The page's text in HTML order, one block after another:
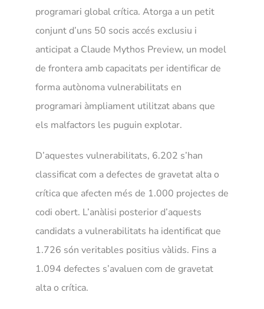
programari global crítica. Atorga a un petit
conjunt d’uns 50 socis accés exclusiu i
anticipat a Claude Mythos Preview, un model
de frontera amb capacitats per identificar de
forma autònoma vulnerabilitats en
programari àmpliament utilitzat abans que
els malfactors les puguin explotar.
D’aquestes vulnerabilitats, 6.202 s’han
classificat com a defectes de gravetat alta o
crítica que afecten més de 1.000 projectes de
codi obert. L’anàlisi posterior d’aquests
candidats a vulnerabilitats ha identificat que
1.726 són veritables positius vàlids. Fins a
1.094 defectes s’avaluen com de gravetat
alta o crítica.